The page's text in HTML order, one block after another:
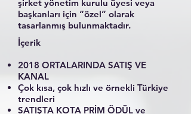
şirket yönetim kurulu üyesi veya
başkanları için “özel” olarak
tasarlanmış bulunmaktadır.
İçerik
2018 ORTALARINDA SATIŞ VE
KANAL
Çok kısa, çok hızlı ve örnekli Türkiye
trendleri
SATIŞTA KOTA PRİM ÖDÜL ve